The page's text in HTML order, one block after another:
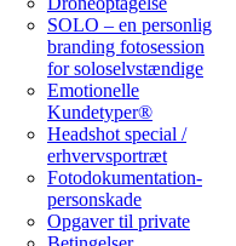
SOLO – en personlig
branding fotosession
for soloselvstændige
Emotionelle
Kundetyper®
Headshot special /
erhvervsportræt
Fotodokumentation-
personskade
Opgaver til private